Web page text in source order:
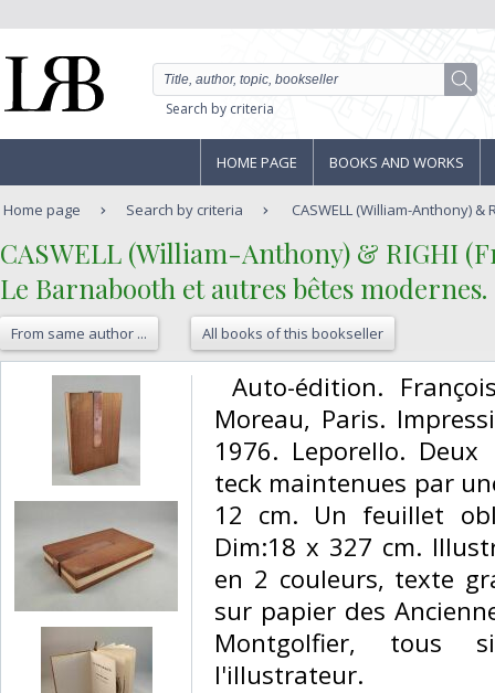
Search by criteria
HOME PAGE BOOKS AND WORKS
Home page Search by criteria CASWELL (William-Anthony) &
‎CASWELL (William-Anthony) & RIGHI
‎Le Barnabooth et autres bêtes modernes.‎
From same author ... All books of this bookseller
Auto-édition.
Moreau, Paris.
1976. Leporello.
teck maintenues par
12 cm. Un feuillet
Dim:18 x 327 cm.
en 2 couleurs, texte
sur papier des
Montgolfier, tous
l'illustrateur.‎